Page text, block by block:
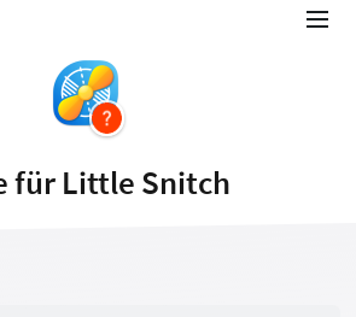
für Little Snitch